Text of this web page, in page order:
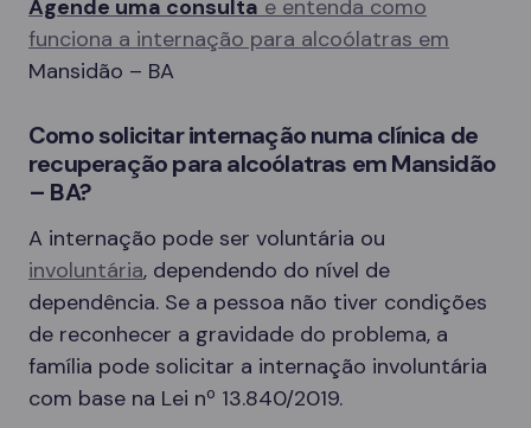
Agende uma consulta e entenda como
funciona a internação para alcoólatras em
Mansidão – BA
Como solicitar internação numa clínica de
recuperação para alcoólatras em Mansidão
– BA?
A internação pode ser voluntária ou
involuntária, dependendo do nível de
dependência. Se a pessoa não tiver condições
de reconhecer a gravidade do problema, a
família pode solicitar a internação involuntária
com base na Lei nº 13.840/2019.